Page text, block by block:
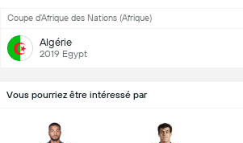
Coupe d'Afrique des Nations (Afrique)
Algérie
2019 Egypt
Vous pourriez être intéressé par